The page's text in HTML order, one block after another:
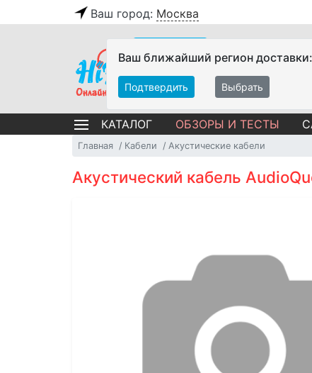
Ваш город: Москва
Ваш ближайший регион
Подтвердить Выбрать
КАТАЛОГ ОБЗОРЫ И ТЕСТЫ
Главная Кабели Акустические кабели
Акустический кабель